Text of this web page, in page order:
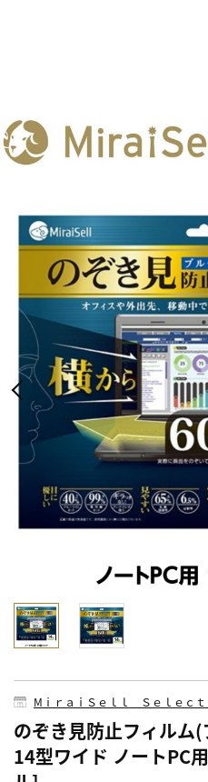
MⅰｒａｉＳｅｌｌ Ｓｅｌｅｃｔ
のぞき見防止フィルム
14型ワイド ノートPC